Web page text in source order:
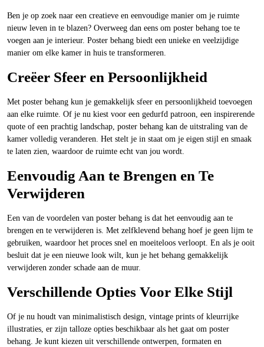
Ben je op zoek naar een creatieve en eenvoudige manier om je ruimte
nieuw leven in te blazen? Overweeg dan eens om poster behang toe te
voegen aan je interieur. Poster behang biedt een unieke en veelzijdige
manier om elke kamer in huis te transformeren.
Creëer Sfeer en Persoonlijkheid
Met poster behang kun je gemakkelijk sfeer en persoonlijkheid toevoegen
aan elke ruimte. Of je nu kiest voor een gedurfd patroon, een inspirerende
quote of een prachtig landschap, poster behang kan de uitstraling van de
kamer volledig veranderen. Het stelt je in staat om je eigen stijl en smaak
te laten zien, waardoor de ruimte echt van jou wordt.
Eenvoudig Aan te Brengen en Te
Verwijderen
Een van de voordelen van poster behang is dat het eenvoudig aan te
brengen en te verwijderen is. Met zelfklevend behang hoef je geen lijm te
gebruiken, waardoor het proces snel en moeiteloos verloopt. En als je ooit
besluit dat je een nieuwe look wilt, kun je het behang gemakkelijk
verwijderen zonder schade aan de muur.
Verschillende Opties Voor Elke Stijl
Of je nu houdt van minimalistisch design, vintage prints of kleurrijke
illustraties, er zijn talloze opties beschikbaar als het gaat om poster
behang. Je kunt kiezen uit verschillende ontwerpen, formaten en